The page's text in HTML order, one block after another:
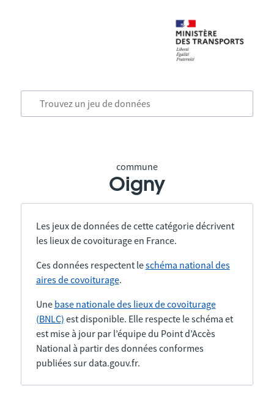
commune
Oigny
Les jeux de données de cette catégorie décrivent
les lieux de covoiturage en France.
Ces données respectent leschéma national des
aires de covoiturage.
Une base nationale des lieux de covoiturage
(BNLC) est disponible. Elle respecte le schéma et
est mise à jour par l’équipe du Point d’Accès
National à partir des données conformes
publiées sur data.gouv.fr.